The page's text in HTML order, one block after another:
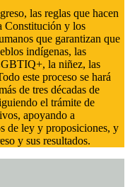
las reglas que hacen
Constitución y los
que garantizan que
indígenas, las
la niñez, las
este proceso se hará
de tres décadas de
el trámite de
apoyando a
de ley y proposiciones, y
y sus resultados.